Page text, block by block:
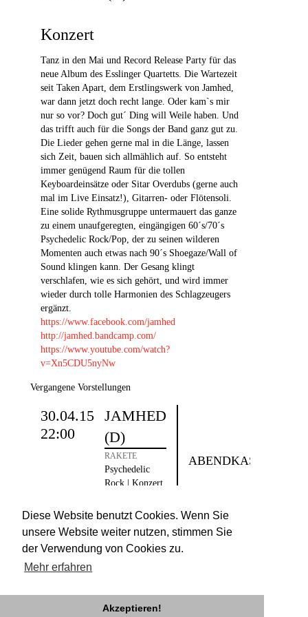
Diese Website benutzt Cookies. Wenn Sie
unsere Website weiter nutzen, stimmen Sie
der Verwendung von Cookies zu.
Mehr erfahren
Akzeptieren!
Konzert
Tanz in den Mai und Record Release Party für das
neue Album des Esslinger Quartetts. Die Wartezeit
seit Taken Apart, dem Erstlingswerk von Jamhed,
war dann jetzt doch recht lange. Oder kam`s mir
nur so vor? Doch gut´ Ding will Weile haben. Und
das trifft auch für die Songs der Band ganz gut zu.
Die Lieder gehen gerne mal in die Länge, lassen
sich Zeit, bauen sich allmählich auf. So entsteht
immer genügend Raum für die tollen
Keyboardeinsätze oder Sitar Overdubs (gerne auch
mal im Live Einsatz!), Gitarren- oder Flötensoli.
Eine solide Rythmusgruppe untermauert das ganze
zu einem unaufgeregten, eingängigen 60´s/70´s
Psychedelic Rock/Pop, der zu seinen wilderen
Momenten auch etwas nach 90´s Shoegaze/Wall of
Sound klingen kann. Der Gesang klingt
verschlafen, wie es sich gehört, und wird immer
wieder durch tolle Harmonien des Schlagzeugers
ergänzt.
https://www.facebook.com/jamhed
http://jamhed.bandcamp.com/
https://www.youtube.com/watch?
v=Xn5CDU5nyNw
Vergangene Vorstellungen
30.04.15
22:00
JAMHED
(D)
RAKETE
Psychedelic
Rock | Konzert
Release Party
ABENDKASSE